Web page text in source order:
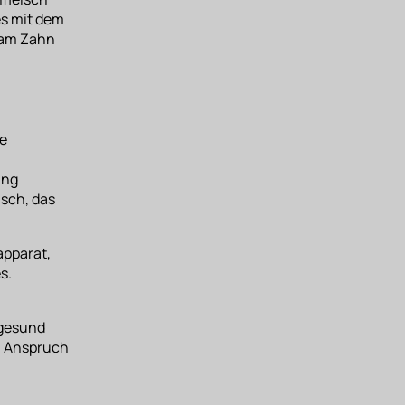
mit dem
Zahn
das
Anspruch